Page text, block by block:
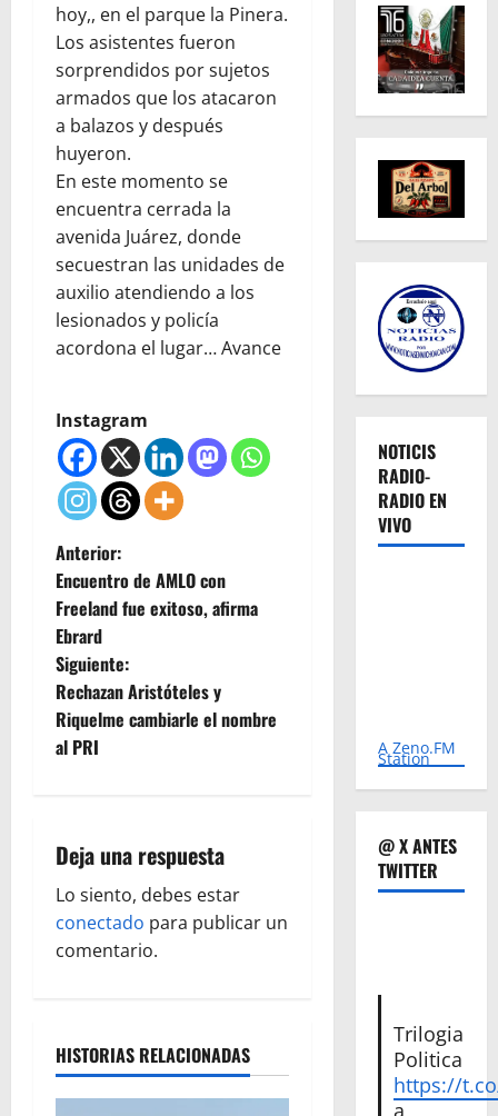
hoy,, en el parque la Pinera.
Los asistentes fueron
sorprendidos por sujetos
armados que los atacaron
a balazos y después
huyeron.
En este momento se
encuentra cerrada la
avenida Juárez, donde
secuestran las unidades de
auxilio atendiendo a los
lesionados y policía
acordona el lugar… Avance
Instagram
N
a
v
e
g
c
i
ó
e
Anterior:
Encuentro de AMLO con
Freeland fue exitoso, afirma
Ebrard
Siguiente:
Rechazan Aristóteles y
Riquelme cambiarle el nombre
al PRI
Deja una respuesta
Lo siento, debes estar
conectado para publicar un
comentario.
HISTORIAS RELACIONADAS
NOTICIS
RADIO-
RADIO EN
VIVO
A Zeno.FM
Station
@ X ANTES
TWITTER
Trilogia
Politica
https://